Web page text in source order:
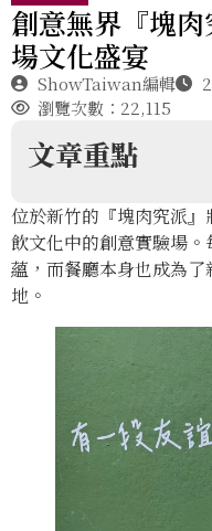
創意無界『塊
場文化盛宴
ShowTaiwan編輯
瀏覽次數：22,115
文章重點
位於新竹的『塊肉究派
飲文化中的創意實驗場
蘊，而餐廳本身也成為
地。